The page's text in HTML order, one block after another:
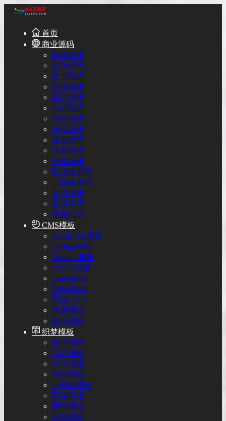
首页
商业源码
商城源码
支付源码
发卡源码
直播源码
图片源码
门户源码
淘客源码
小说源码
企业源码
代刷源码
分销源码
区块链源码
下载站源码
发卡源码
安卓源码
视频打赏
CMS模板
WordPress模板
Ecshop模板
Destoon模板
Discuz模板
Emlog模板
Zblog模板
帝国CMS
苹果模板
网页模板
织梦模板
商业模板
门户模板
小说模板
淘客模板
下载站模板
商城模板
手机模板
外贸模板